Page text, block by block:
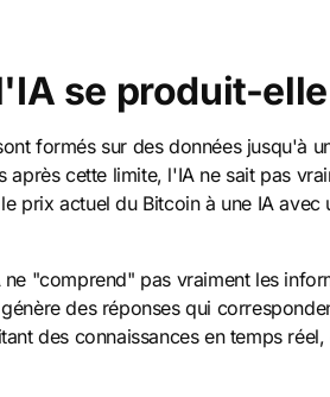
se produit-
formés sur des données jusqu'à
cette limite, l'IA ne sait pas
prix actuel du Bitcoin à une IA
ne "comprend" pas vraiment les
des réponses qui
des connaissances en temps